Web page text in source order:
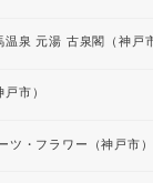
泉 元湯 古泉閣（神戸市
市）
ツ・フラワー（神戸市）